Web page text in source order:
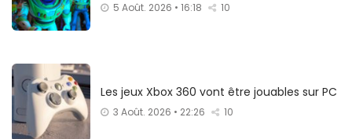
5 Août. 2026 • 16:18 10
Les jeux Xbox 360 vont être jouables sur PC
3 Août. 2026 • 22:26 10